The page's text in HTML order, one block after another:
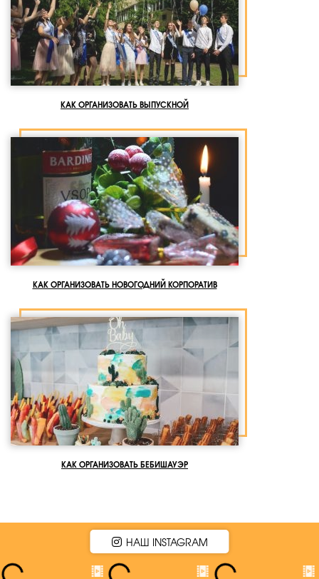
КАК ОРГАНИЗОВАТЬ ВЫПУСКНОЙ
КАК ОРГАНИЗОВАТЬ НОВОГОДНИЙ КОРПОРАТИВ
КАК ОРГАНИЗОВАТЬ БЕБИШАУЭР
НАШ INSTAGRAM